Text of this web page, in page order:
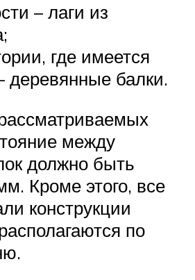
– лаги из
где имеется
деревянные балки.
между
должно быть
Кроме этого, все
конструкции
по